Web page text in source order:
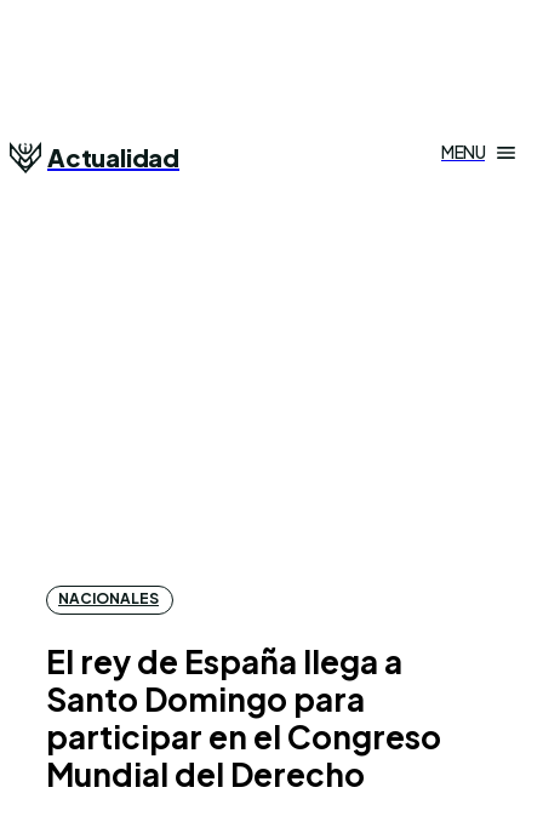
Actualidad MENU
NACIONALES
El rey de España llega a
Santo Domingo para
participar en el Congreso
Mundial del Derecho